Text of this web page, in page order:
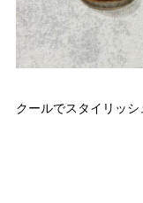
クールでスタイリッ